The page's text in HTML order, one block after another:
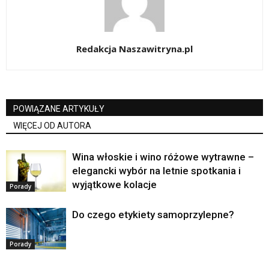
Redakcja Naszawitryna.pl
POWIĄZANE ARTYKUŁY
WIĘCEJ OD AUTORA
Porady
Wina włoskie i wino różowe wytrawne –
elegancki wybór na letnie spotkania i
wyjątkowe kolacje
Porady
Do czego etykiety samoprzylepne?